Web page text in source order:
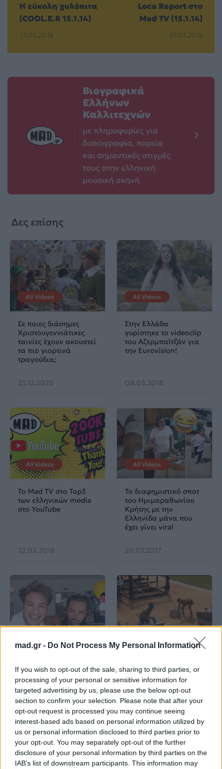
mad.gr - Do Not Process My Personal Information
If you wish to opt-out of the sale, sharing to third parties, or
processing of your personal or sensitive information for
targeted advertising by us, please use the below opt-out
section to confirm your selection. Please note that after your
opt-out request is processed you may continue seeing
interest-based ads based on personal information utilized by
us or personal information disclosed to third parties prior to
your opt-out. You may separately opt-out of the further
disclosure of your personal information by third parties on the
IAB’s list of downstream participants. This information may
Η εύκολη χυλόπιτα
(COOL.E.R 15.1.14)
17.01.2014
Loca Report στο
Mad TV (15.1.14)
17.01.2014
Βιογραφικά
Ελλήνων
Καλλιτεχνών
με πληροφορίες για
δισκογραφία, πορεία
και σημαντικές στιγμές
τους στην ελληνική
μουσική σκηνή
Δες επίσης
All Videos
Σε ποιες διάσημες
Χριστουγεννιάτικες
ταινίες έχουν ακουστεί
τα πιο γιορτινά
τραγούδια;
23.12.2020
All Videos
Στην Ελλάδα
γυρίστηκε το videoclip
του Αζερμπαϊτζάν για
την Eurovision!
08.03.2018
All Videos
Το Mad TV στο Top3
των ελληνικών media
στο YouTube
22.02.2018
All Videos
Το διαφημιστικό σποτ
του Ημιμαραθωνίου
Κρήτης με την
Eλληνίδα μάνα που
έχει γίνει viral
20.07.2017
κάνει push ups!
29.06.2017
βίντεο από το
αγώνισμα της
Κυριακής – Υπήρξε
παραβίαση κανόνων;
26.06.2017